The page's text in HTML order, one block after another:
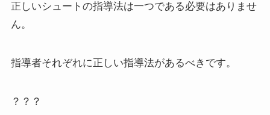
正しいシュートの指導法は一つである必要はありませ
ん。
指導者それぞれに正しい指導法があるべきです。
？？？